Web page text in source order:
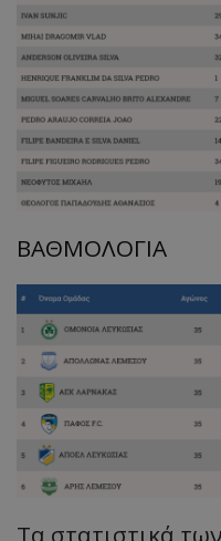
ΒΑΘΜΟΛΟΓΙΑ
Τα στατιστικά